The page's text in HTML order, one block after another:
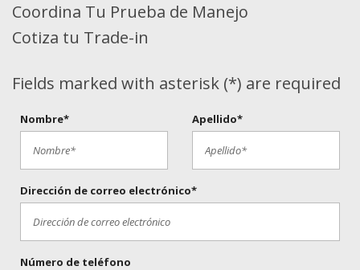
Coordina Tu Prueba de Manejo
Cotiza tu Trade-in
Fields marked with asterisk (*) are required
Nombre* Apellido*
Dirección de correo electrónico*
Número de teléfono